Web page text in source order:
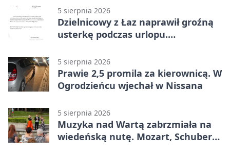
5 sierpnia 2026
Dzielnicowy z Łaz naprawił groźną
usterkę podczas urlopu.
5 sierpnia 2026
Prawie 2,5 promila za kierownicą. W
Ogrodzieńcu wjechał w Nissana
5 sierpnia 2026
Muzyka nad Wartą zabrzmiała na
wiedeńską nutę. Mozart, Schubert i